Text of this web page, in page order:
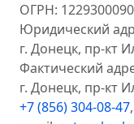
ОГРН:
Юридический
г. Донецк, пр-кт
Фактический
г. Донецк, пр-кт
+7 (856) 304-08-47,